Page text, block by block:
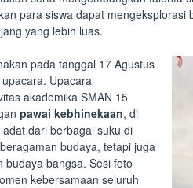
para siswa dapat mengeksplorasi
yang lebih luas.
pada tanggal 17 Agustus
Upacara
akademika SMAN 15
pawai kebhinekaan, di
dari berbagai suku di
budaya, tetapi juga
budaya bangsa. Sesi foto
kebersamaan seluruh